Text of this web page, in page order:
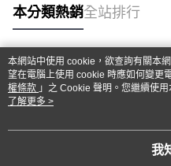
本分類熱銷全站排行
熱門標籤
本網站中使用 cookie，欲查詢有關本
望在電腦上使用 cookie 時應如何變更
權條款 」之 Cookie 聲明。您繼續使
用條款之 Cookie 聲明使用 cookie。
了解更多 >
我